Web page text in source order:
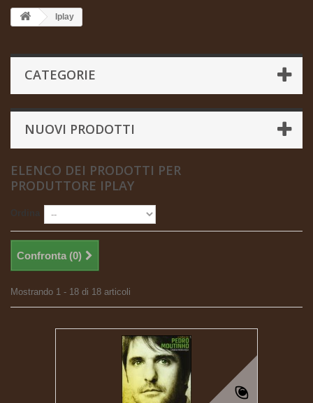
Iplay
CATEGORIE
NUOVI PRODOTTI
ELENCO DEI PRODOTTI PER
PRODUTTORE IPLAY
Confronta (0)
Mostrando 1 - 18 di 18 articoli